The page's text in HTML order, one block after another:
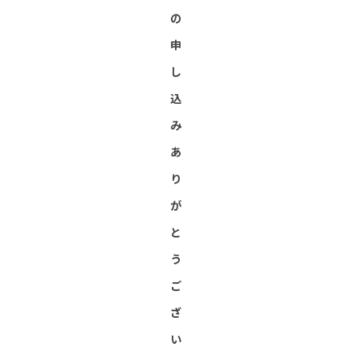
の
申
し
込
み
あ
り
が
と
う
ご
ざ
い